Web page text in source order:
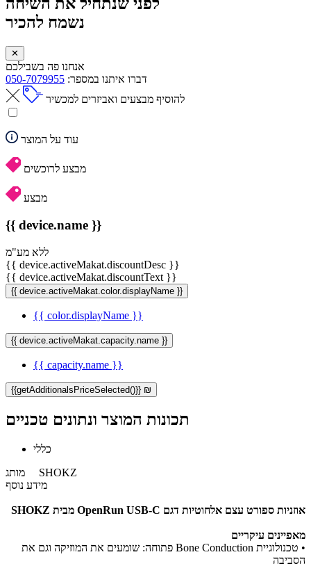
נשמח להכיר
✕
אנחנו פה בשבילכם
דברו איתנו במספר: 050-7079955
להוסיף מבצעים ואביזרים למכשיר
עוד על המוצר
מבצע לרוכשים
מבצע
{{ device.name }}
ללא מע"מ
{{ device.activeMakat.discountDesc }}
{{ device.activeMakat.discountText }}
{{ device.activeMakat.color.displayName }}
{{ color.displayName }}
{{ device.activeMakat.capacity.name }}
{{ capacity.name }}
{{getAdditionalsPriceSelected()}} ₪
תכונות המוצר ונתונים טכניים
כללי
מותג SHOKZ
מידע נוסף
אוזניות ספורט עצם אלחוטיות דגם OpenRun USB-C מבית SHOKZ​
מאפיינים עיקריים
• טכנולוגיית Bone Conduction פתוחה: שומעים את המוזיקה וגם את
הסביבה